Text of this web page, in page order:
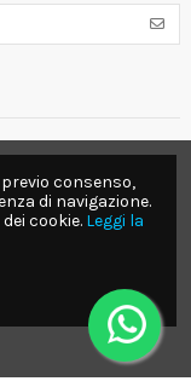
consenso,
di navigazione.
cookie. Leggi la